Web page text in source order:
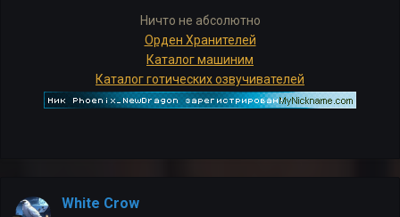
Ничто не абсолютно
Орден Хранителей
Каталог машиним
Каталог готических озвучивателей
White Crow